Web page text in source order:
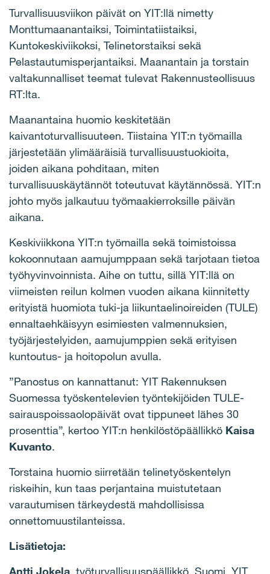
Turvallisuusviikon päivät on YIT:llä nimetty
Monttumaanantaiksi, Toimintatiistaiksi,
Kuntokeskiviikoksi, Telinetorstaiksi sekä
Pelastautumisperjantaiksi. Maanantain ja torstain
valtakunnalliset teemat tulevat Rakennusteollisuus
RT:lta.
Maanantaina huomio keskitetään
kaivantoturvallisuuteen. Tiistaina YIT:n työmailla
järjestetään ylimääräisiä turvallisuustuokioita,
joiden aikana pohditaan, miten
turvallisuuskäytännöt toteutuvat käytännössä. YIT:n
johto myös jalkautuu työmaakierroksille päivän
aikana.
Keskiviikkona YIT:n työmailla sekä toimistoissa
kokoonnutaan aamujumppaan sekä tarjotaan tietoa
työhyvinvoinnista. Aihe on tuttu, sillä YIT:llä on
viimeisten reilun kolmen vuoden aikana kiinnitetty
erityistä huomiota tuki-ja liikuntaelinoireiden (TULE)
ennaltaehkäisyyn esimiesten valmennuksien,
työjärjestelyiden, aamujumppien sekä erityisen
kuntoutus- ja hoitopolun avulla.
”Panostus on kannattanut: YIT Rakennuksen
Suomessa työskentelevien työntekijöiden TULE-
sairauspoissaolopäivät ovat tippuneet lähes 30
prosenttia”, kertoo YIT:n henkilöstöpäällikkö Kaisa
Kuvanto.
Torstaina huomio siirretään telinetyöskentelyn
riskeihin, kun taas perjantaina muistutetaan
varautumisen tärkeydestä mahdollisissa
onnettomuustilanteissa.
Lisätietoja:
Antti Jokela , työturvallisuuspäällikkö, Suomi, YIT